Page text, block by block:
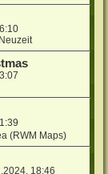
(RWM Maps)
18:46